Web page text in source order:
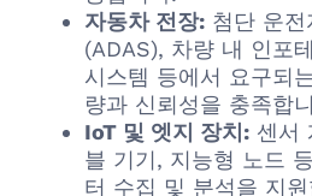
자동차 전장: 첨단 운
(ADAS), 차량 내 인포
시스템 등에서 요구되
량과 신뢰성을 충족합
IoT 및 엣지 장치: 센서
블 기기, 지능형 노드
터 수집 및 분석을 지